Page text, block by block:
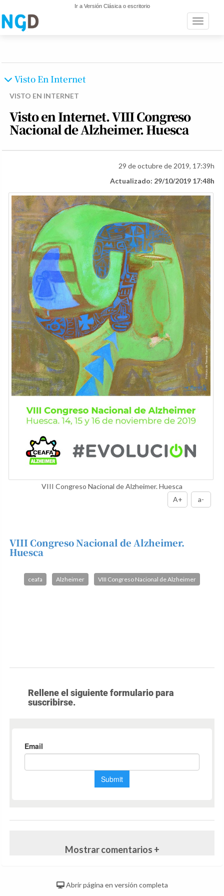
Ir a Versión Clásica o escritorio
Toggle
Visto En Internet
VISTO EN INTERNET
Visto en Internet. VIII Congreso
Nacional de Alzheimer. Huesca
29 de octubre de 2019, 17:39h
Actualizado: 29/10/2019 17:48h
VIII Congreso Nacional de Alzheimer. Huesca
A+
a-
VIII Congreso Nacional de Alzheimer.
Huesca
ceafa Alzheimer VIII Congreso Nacional de Alzheimer
Rellene el siguiente formulario para
suscribirse.
Mostrar comentarios +
Abrir página en versión completa